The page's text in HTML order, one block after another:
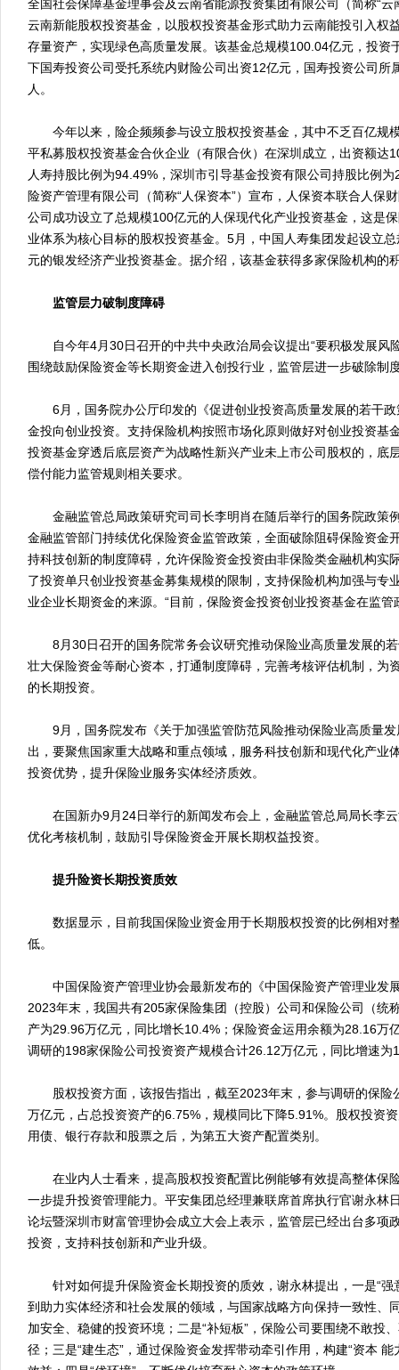
全国社会保障基金理事会及云南省能源投资集团有限公司（简称“云
云南新能股权投资基金，以股权投资基金形式助力云南能投引入权
存量资产，实现绿色高质量发展。该基金总规模100.04亿元，投资
下国寿投资公司受托系统内财险公司出资12亿元，国寿投资公司所
人。
今年以来，险企频频参与设立股权投资基金，其中不乏百亿规
平私募股权投资基金合伙企业（有限合伙）在深圳成立，出资额达
人寿持股比例为94.49%，深圳市引导基金投资有限公司持股比例
险资产管理有限公司（简称“人保资本”）宣布，人保资本联合人保
公司成功设立了总规模100亿元的人保现代化产业投资基金，这是
业体系为核心目标的股权投资基金。5月，中国人寿集团发起设立
元的银发经济产业投资基金。据介绍，该基金获得多家保险机构的
监管层力破制度障碍
自今年4月30日召开的中共中央政治局会议提出“要积极发展风
围绕鼓励保险资金等长期资金进入创投行业，监管层进一步破除制
6月，国务院办公厅印发的《促进创业投资高质量发展的若干政
金投向创业投资。支持保险机构按照市场化原则做好对创业投资基
投资基金穿透后底层资产为战略性新兴产业未上市公司股权的，底
偿付能力监管规则相关要求。
金融监管总局政策研究司司长李明肖在随后举行的国务院政策
金融监管部门持续优化保险资金监管政策，全面破除阻碍保险资金
持科技创新的制度障碍，允许保险资金投资由非保险类金融机构实
了投资单只创业投资基金募集规模的限制，支持保险机构加强与专
业企业长期资金的来源。“目前，保险资金投资创业投资基金在监管
8月30日召开的国务院常务会议研究推动保险业高质量发展的若
壮大保险资金等耐心资本，打通制度障碍，完善考核评估机制，为
的长期投资。
9月，国务院发布《关于加强监管防范风险推动保险业高质量发
出，要聚焦国家重大战略和重点领域，服务科技创新和现代化产业
投资优势，提升保险业服务实体经济质效。
在国新办9月24日举行的新闻发布会上，金融监管总局局长李云
优化考核机制，鼓励引导保险资金开展长期权益投资。
提升险资长期投资质效
数据显示，目前我国保险业资金用于长期股权投资的比例相对
低。
中国保险资产管理业协会最新发布的《中国保险资产管理业发
2023年末，我国共有205家保险集团（控股）公司和保险公司（统
产为29.96万亿元，同比增长10.4%；保险资金运用余额为28.16万
调研的198家保险公司投资资产规模合计26.12万亿元，同比增速为
股权投资方面，该报告指出，截至2023年末，参与调研的保险
万亿元，占总投资资产的6.75%，规模同比下降5.91%。股权投资
用债、银行存款和股票之后，为第五大资产配置类别。
在业内人士看来，提高股权投资配置比例能够有效提高整体保
一步提升投资管理能力。平安集团总经理兼联席首席执行官谢永林
论坛暨深圳市财富管理协会成立大会上表示，监管层已经出台多项
投资，支持科技创新和产业升级。
针对如何提升保险资金长期投资的质效，谢永林提出，一是“强
到助力实体经济和社会发展的领域，与国家战略方向保持一致性、
加安全、稳健的投资环境；二是“补短板”，保险公司要围绕不敢投
径；三是“建生态”，通过保险资金发挥带动牵引作用，构建“资本